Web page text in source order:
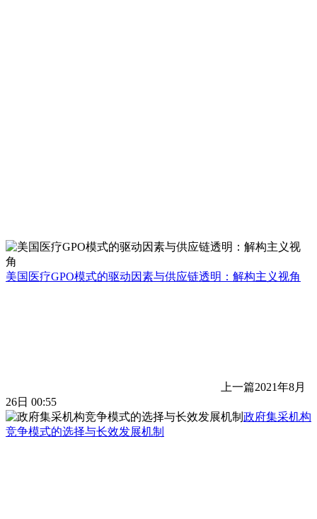
美国医疗GPO模式的驱动因素与供应链透明：解构主义视角
上一篇2021年8月
26日 00:55
政府集采机构
竞争模式的选择与长效发展机制